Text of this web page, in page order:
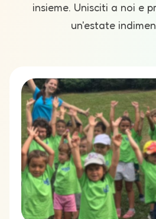
insieme. Unisciti a noi e
un'estate